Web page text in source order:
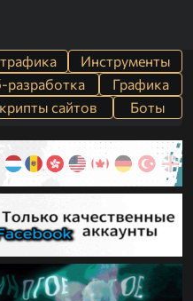
Инструменты
разработка
Графика
сайтов Боты